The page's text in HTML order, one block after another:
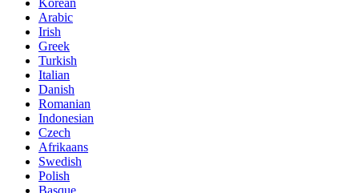
Arabic
Irish
Greek
Turkish
Italian
Danish
Romanian
Indonesian
Czech
Afrikaans
Swedish
Polish
Basque